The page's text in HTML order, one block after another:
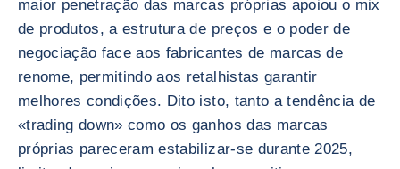
maior penetração das marcas próprias apoiou o mix
de produtos, a estrutura de preços e o poder de
negociação face aos fabricantes de marcas de
renome, permitindo aos retalhistas garantir
melhores condições. Dito isto, tanto a tendência de
«trading down» como os ganhos das marcas
próprias pareceram estabilizar-se durante 2025,